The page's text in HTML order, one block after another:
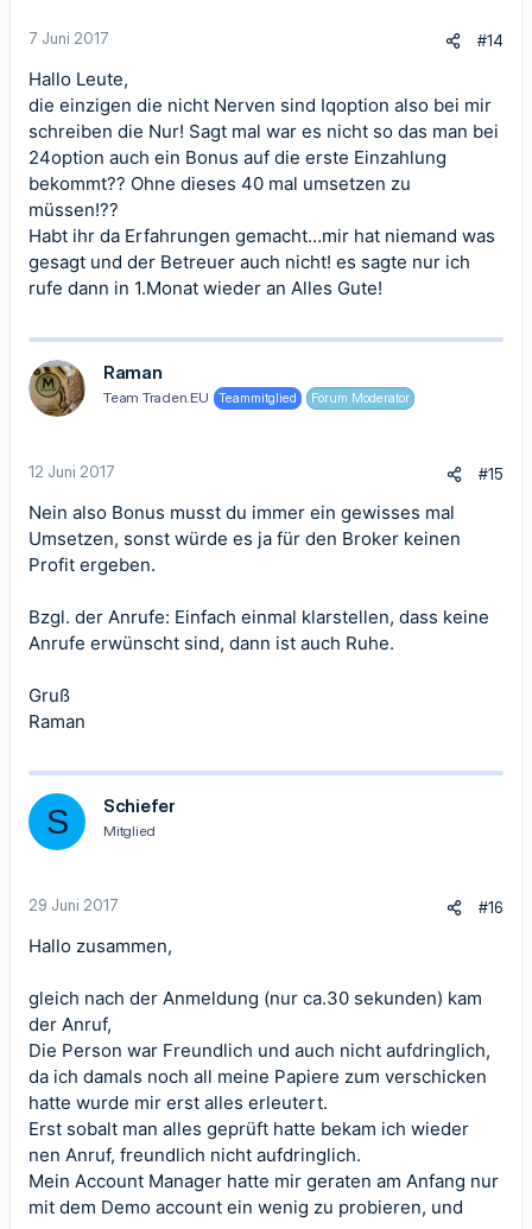
7 Juni 2017 #14
Hallo Leute,
die einzigen die nicht Nerven sind Iqoption also bei mir
schreiben die Nur! Sagt mal war es nicht so das man bei
24option auch ein Bonus auf die erste Einzahlung
bekommt?? Ohne dieses 40 mal umsetzen zu
müssen!??
Habt ihr da Erfahrungen gemacht…mir hat niemand was
gesagt und der Betreuer auch nicht! es sagte nur ich
rufe dann in 1.Monat wieder an Alles Gute!
Raman
Team Traden.EU Teammitglied Forum Moderator
12 Juni 2017 #15
Nein also Bonus musst du immer ein gewisses mal
Umsetzen, sonst würde es ja für den Broker keinen
Profit ergeben.
Bzgl. der Anrufe: Einfach einmal klarstellen, dass keine
Anrufe erwünscht sind, dann ist auch Ruhe.
Gruß
Raman
S Schiefer
Mitglied
29 Juni 2017 #16
Hallo zusammen,
gleich nach der Anmeldung (nur ca.30 sekunden) kam
der Anruf,
Die Person war Freundlich und auch nicht aufdringlich,
da ich damals noch all meine Papiere zum verschicken
hatte wurde mir erst alles erleutert.
Erst sobalt man alles geprüft hatte bekam ich wieder
nen Anruf, freundlich nicht aufdringlich.
Mein Account Manager hatte mir geraten am Anfang nur
mit dem Demo account ein wenig zu probieren, und